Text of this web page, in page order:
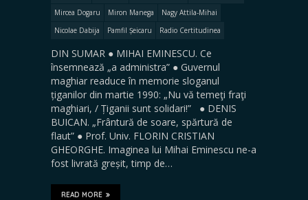
Mircea Dogaru
Miron Manega
Nagy Attila-Mihai
Nicolae Dabija
Pamfil Șeicaru Radio Certitudinea
DIN SUMAR ● MIHAI EMINESCU. Ce
însemnează „a administra” ● Guvernul
maghiar readuce în memorie sloganul
țiganilor din martie 1990: „Nu vă temeţi fraţi
maghiari, / Țiganii sunt solidari!” ● DENIS
BUICAN. „Frântură de soare, spărtură de
flaut” ● Prof. Univ. FLORIN CRISTIAN
GHEORGHE. Imaginea lui Mihai Eminescu ne-a
fost livrată greșit, timp de…
READ MORE